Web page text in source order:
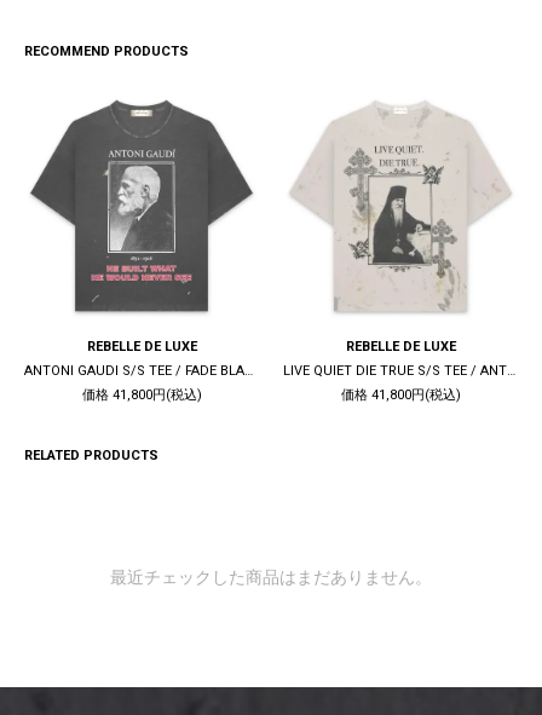
RECOMMEND PRODUCTS
REBELLE DE LUXE
ANTONI GAUDI S/S TEE / FADE BLACK
価格 41,800円(税込)
REBELLE DE LUXE
LIVE QUIET DIE TRUE S/S TEE / ANTIQUE WHITE
価格 41,800円(税込)
RELATED PRODUCTS
最近チェックした商品はまだありません。